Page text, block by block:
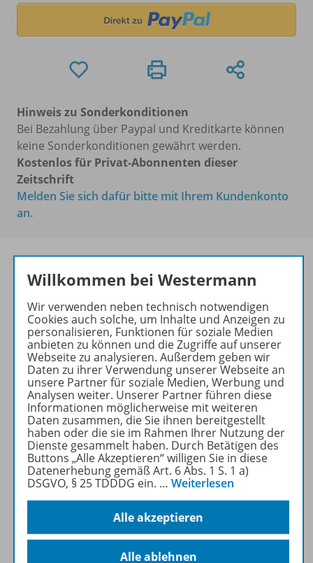
Hinweis zu Sonderkonditionen
Bei Bezahlung über Paypal und Kreditkarte können
keine Sonderkonditionen gewährt werden.
Kostenlos für Privat-Abonnenten dieser
Zeitschrift
Melden Sie sich dafür bitte mit Ihrem Kundenkonto
an.
den wissenschaftlichen
Transfer!
Ihr Wegweiser zu den
wichtigsten Seiten der GR:
zu den Abo-Angeboten
zum Zeitschriftenkiosk
zum Online-Archiv
Mehr zur Zeitschrift
Informationen
Willkommen bei Westermann
Wir verwenden neben technisch notwendigen
Cookies auch solche, um Inhalte und Anzeigen zu
personalisieren, Funktionen für soziale Medien
anbieten zu können und die Zugriffe auf unserer
Webseite zu analysieren. Außerdem geben wir
Daten zu ihrer Verwendung unserer Webseite an
unsere Partner für soziale Medien, Werbung und
Analysen weiter. Unserer Partner führen diese
Informationen möglicherweise mit weiteren
Daten zusammen, die Sie ihnen bereitgestellt
haben oder die sie im Rahmen Ihrer Nutzung der
Dienste gesammelt haben. Durch Betätigen des
Buttons „Alle Akzeptieren“ willigen Sie in diese
Datenerhebung gemäß Art. 6 Abs. 1 S. 1 a)
DSGVO, § 25 TDDDG ein. … Weiterlesen
Alle akzeptieren
Alle ablehnen